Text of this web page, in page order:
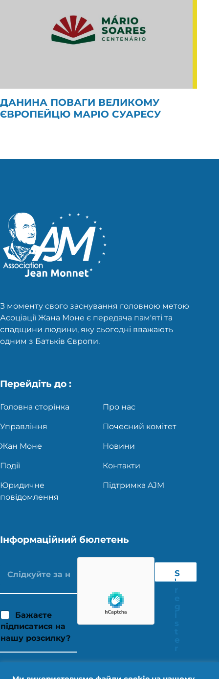
ДАНИНА ПОВАГИ ВЕЛИКОМУ
ЄВРОПЕЙЦЮ МАРІО СУАРЕСУ
З моменту свого заснування головною метою
Асоціації Жана Моне є передача пам'яті та
спадщини людини, яку сьогодні вважають
одним з Батьків Європи.
Перейдіть до :
Головна сторінка Про нас
Управління Почесний комітет
Жан Моне Новини
Події Контакти
Юридичне
повідомлення
Підтримка AJM
Інформаційний бюлетень
Бажаєте
підписатися на
нашу розсилку?
S
'